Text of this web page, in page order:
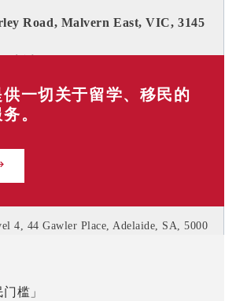
Road, Malvern East, VIC, 3145
阿德莱德 (CBD
4, 44 Gawler Place, Adelaide, SA, 5000
一切关于留学、移民的
。
槛」